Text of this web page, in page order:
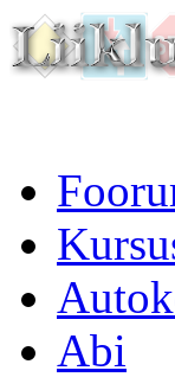
Abi